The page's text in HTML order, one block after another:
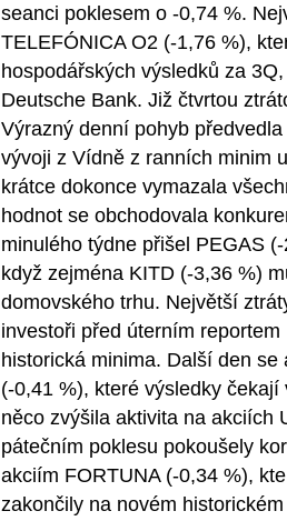
seanci poklesem o -0,74 %.
TELEFÓNICA O2 (-1,76 %),
hospodářských výsledků za
Deutsche Bank. Již čtvrtou
Výrazný denní pohyb
vývoji z Vídně z ranních minim
krátce dokonce vymazala
hodnot se obchodovala
minulého týdne přišel PEGAS
když zejména KITD (-3,36 %)
domovského trhu. Největší
investoři před úterním
historická minima. Další den
(-0,41 %), které výsledky
něco zvýšila aktivita na akciích
pátečním poklesu pokoušely
akciím FORTUNA (-0,34 %),
zakončily na novém